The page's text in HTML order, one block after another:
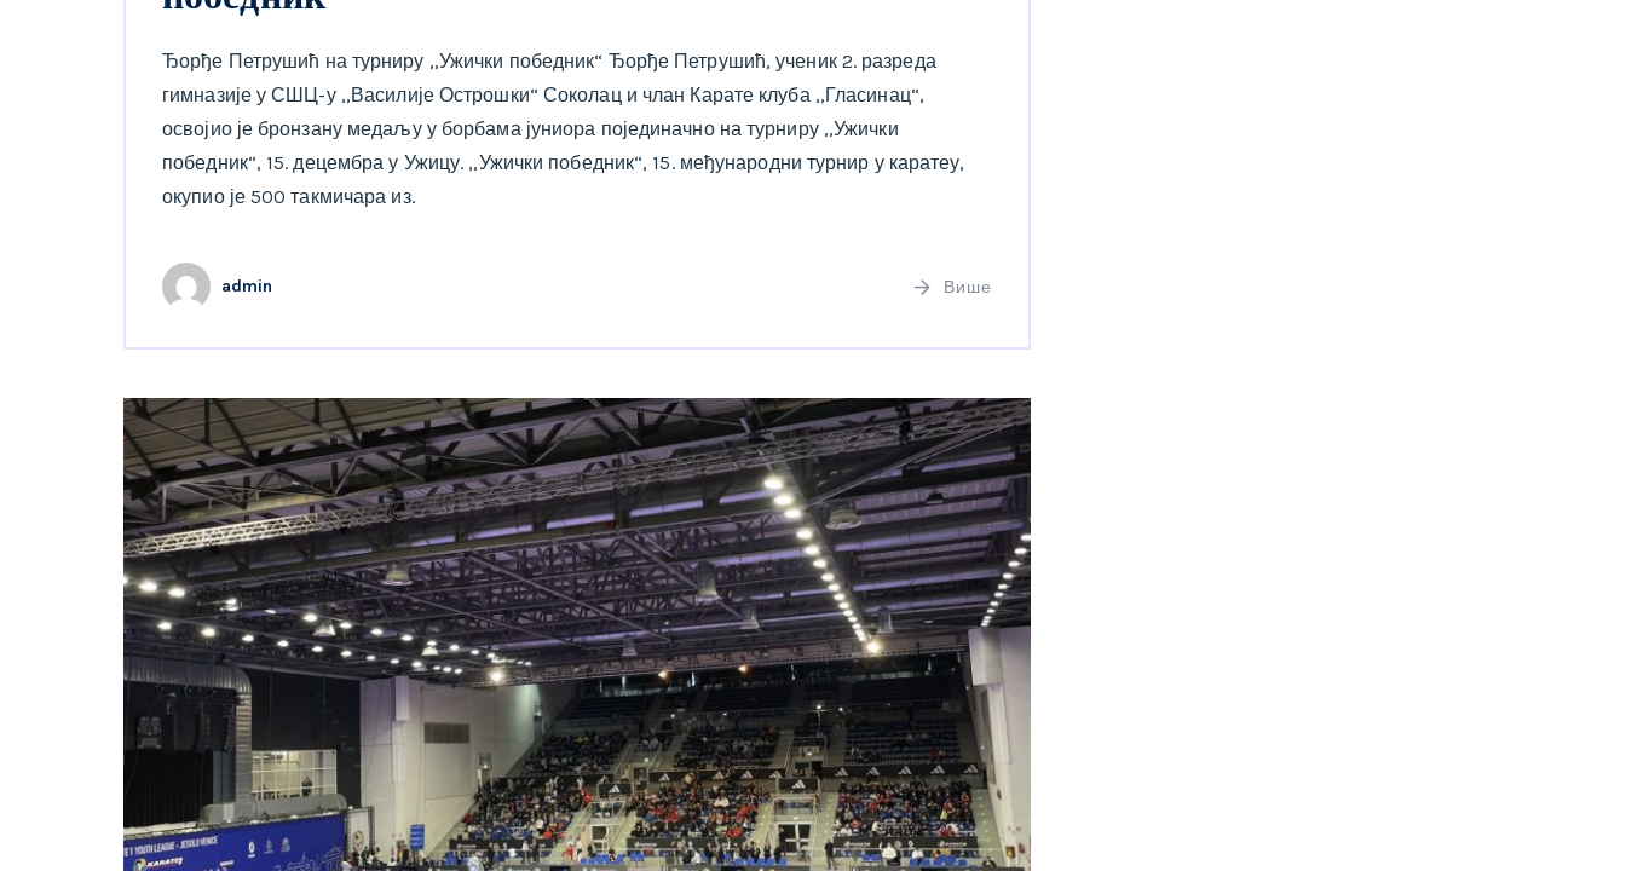
Ђорђе Петрушић на турниру ,,Ужички победник“ Ђорђе Петрушић, ученик 2. разреда
гимназије у СШЦ-у ,,Василије Острошки“ Соколац и члан Карате клуба ,,Гласинац“,
освојио је бронзану медаљу у борбама јуниора појединачно на турниру ,,Ужички
победник“, 15. децембра у Ужицу. ,,Ужички победник“, 15. међународни турнир у каратеу,
окупио је 500 такмичара из.
admin Више